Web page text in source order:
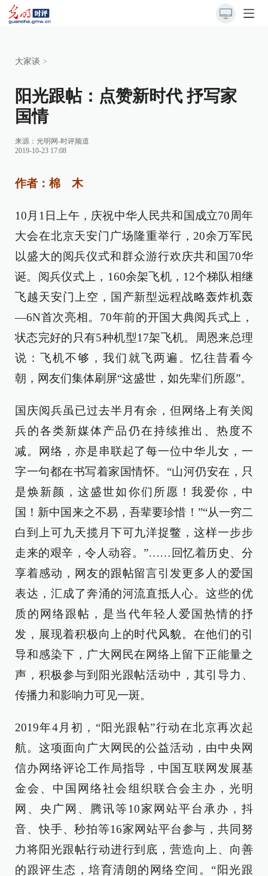
大家谈 >
阳光跟帖：点赞新时代 抒写家
国情
来源： 光明网-时评频道
2019-10-23 17:08
作者：棉 木
10月1日上午，庆祝中华人民共和国成立70周年
大会在北京天安门广场隆重举行，20余万军民
以盛大的阅兵仪式和群众游行欢庆共和国70华
诞。阅兵仪式上，160余架飞机，12个梯队相继
飞越天安门上空，国产新型远程战略轰炸机轰
—6N首次亮相。70年前的开国大典阅兵式上，
状态完好的只有5种机型17架飞机。周恩来总理
说：飞机不够，我们就飞两遍。忆往昔看今
朝，网友们集体刷屏“这盛世，如先辈们所愿”。
国庆阅兵虽已过去半月有余，但网络上有关阅
兵的各类新媒体产品仍在持续推出、热度不
减。网络，亦是串联起了每一位中华儿女，一
字一句都在书写着家国情怀。“山河仍安在，只
是焕新颜，这盛世如你们所愿！我爱你，中
国！新中国来之不易，吾辈要珍惜！”“从一穷二
白到上可九天揽月下可九洋捉鳖，这样一步步
走来的艰辛，令人动容。”……回忆着历史、分
享着感动，网友的跟帖留言引发更多人的爱国
表达，汇成了奔涌的河流直抵人心。这些的优
质的网络跟帖，是当代年轻人爱国热情的抒
发，展现着积极向上的时代风貌。在他们的引
导和感染下，广大网民在网络上留下正能量之
声，积极参与到阳光跟帖活动中，其引导力、
传播力和影响力可见一斑。
2019年4月初，“阳光跟帖”行动在北京再次起
航。这项面向广大网民的公益活动，由中央网
信办网络评论工作局指导，中国互联网发展基
金会、中国网络社会组织联合会主办，光明
网、央广网、腾讯等10家网站平台承办，抖
音、快手、秒拍等16家网站平台参与，共同努
力将阳光跟帖行动进行到底，营造向上、向善
的跟评生态，培育清朗的网络空间。“阳光跟